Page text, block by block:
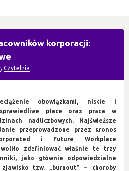
korporacji:
,Czytelnia
obowiązkami, niskie i
płace oraz praca w
nadliczbowych. Najświeższe
przeprowadzone przez Kronos
i Future Workplace
zdefiniować właśnie te trzy
jako głównie odpowiedzialne
tzw. „burnout” – choroby